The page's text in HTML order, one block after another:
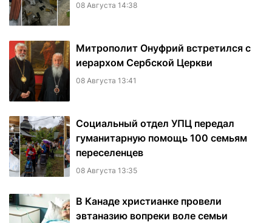
08 Августа 14:38
Митрополит Онуфрий встретился с
иерархом Сербской Церкви
08 Августа 13:41
Социальный отдел УПЦ передал
гуманитарную помощь 100 семьям
переселенцев
08 Августа 13:35
В Канаде христианке провели
эвтаназию вопреки воле семьи